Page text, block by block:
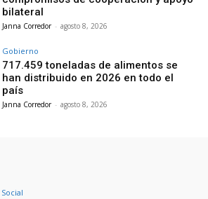
bilateral
Janna Corredor - agosto 8, 2026
Gobierno
717.459 toneladas de alimentos se
han distribuido en 2026 en todo el
país
Janna Corredor - agosto 8, 2026
Social